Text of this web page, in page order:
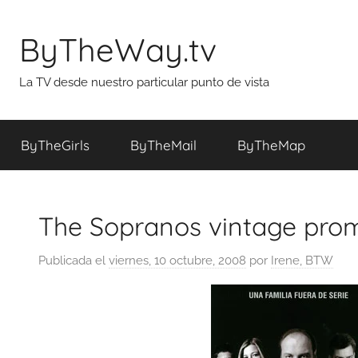
contenido
ByTheWay.tv
La TV desde nuestro particular punto de vista
ByTheGirls ByTheMail ByTheMap
The Sopranos vintage
Publicada el viernes, 10 octubre, 2008 por Irene, BTW